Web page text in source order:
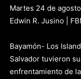
Martes 24 de
Edwin R. Jusino |
Bayamón- Los
Salvador tuvieron
enfrentamiento de